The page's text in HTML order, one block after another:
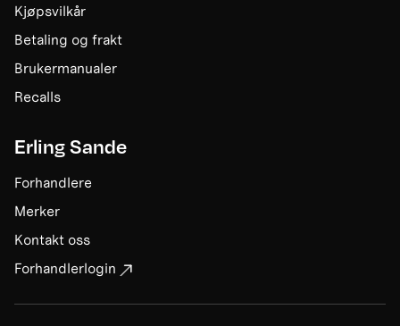
Kjøpsvilkår
Betaling og frakt
Brukermanualer
Recalls
Erling Sande
Forhandlere
Merker
Kontakt oss
Forhandlerlogin